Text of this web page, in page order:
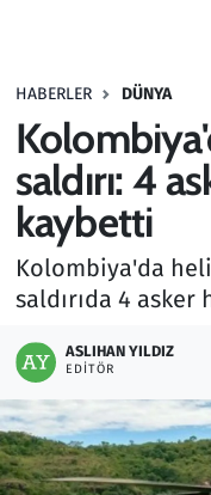
HABERLER DÜNYA
saldırı: 4
kaybetti
Kolombiya'da
saldırıda 4 asker
ASLIHAN YILDIZ
EDITÖR
Haber
Kültür Sanat
Kurumsal
Lezzet Durağı
Memur ve
Otomobil
Oyun